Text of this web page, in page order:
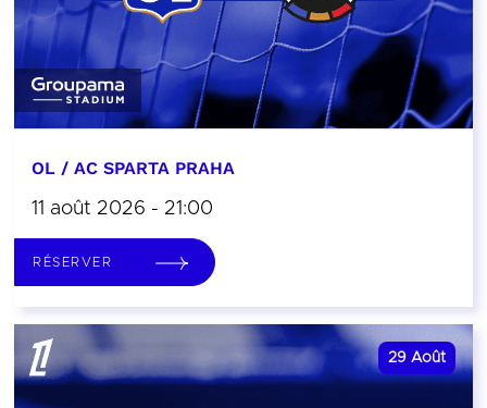
OL / AC SPARTA PRAHA
11 août 2026 - 21:00
RÉSERVER
29 Août